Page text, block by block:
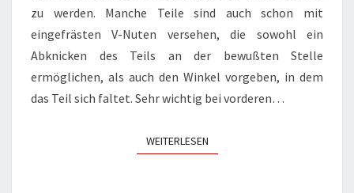
zu werden. Manche Teile sind auch schon mit
eingefrästen V-Nuten versehen, die sowohl ein
Abknicken des Teils an der bewußten Stelle
ermöglichen, als auch den Winkel vorgeben, in dem
das Teil sich faltet. Sehr wichtig bei vorderen…
WEITERLESENWEITERLESEN